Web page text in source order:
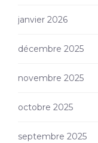
janvier 2026
décembre 2025
novembre 2025
octobre 2025
septembre 2025